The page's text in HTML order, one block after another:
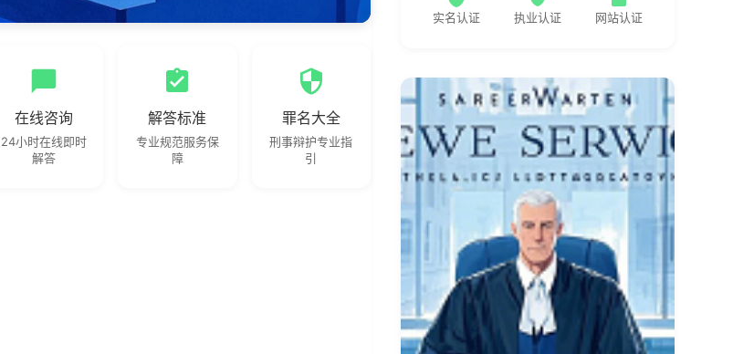
在线咨询
24小时在线即时
解答
解答标准
专业规范服务保
障
罪名大全
刑事辩护专业指
引
实名认证 执业认证 网站认证